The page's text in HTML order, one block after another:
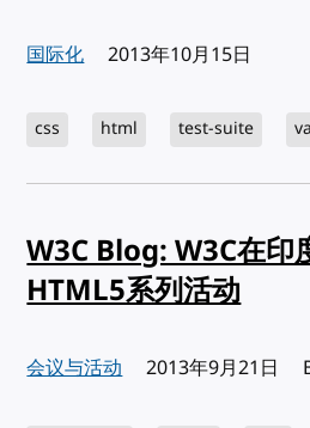
国际化 发布:
2013年10月15日
css html test-suite
W3C Blog: W3C在印
HTML5系列活动
会议与活动 发布:
2013年9月21日